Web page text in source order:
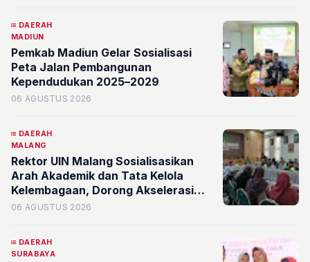
DAERAH
MADIUN
Pemkab Madiun Gelar Sosialisasi
Peta Jalan Pembangunan
Kependudukan 2025–2029
06 AGUSTUS 2026
DAERAH
MALANG
Rektor UIN Malang Sosialisasikan
Arah Akademik dan Tata Kelola
Kelembagaan, Dorong Akselerasi
Kualitas Fakultas Syariah
06 AGUSTUS 2026
DAERAH
SURABAYA